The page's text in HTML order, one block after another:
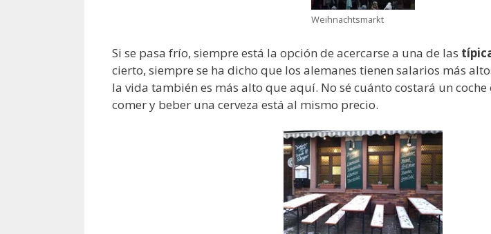
Weihnachtsmarkt
Si se pasa frío, siempre está la opción de acercarse a una de las
cierto, siempre se ha dicho que los alemanes tienen salarios más
la vida también es más alto que aquí. No sé cuánto costará un coche
comer y beber una cerveza está al mismo precio.